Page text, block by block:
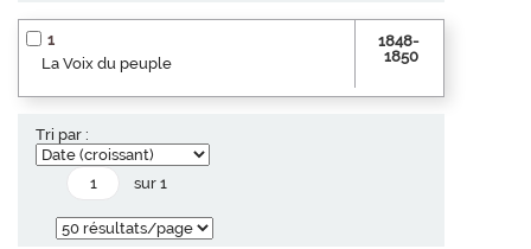
1
La Voix du peuple
1848-
1850
Tri par :
sur 1